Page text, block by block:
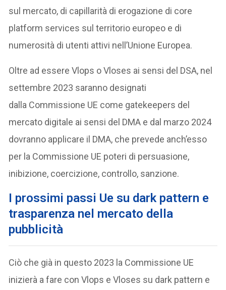
sul mercato, di capillarità di erogazione di core
platform services sul territorio europeo e di
numerosità di utenti attivi nell’Unione Europea.
Oltre ad essere Vlops o Vloses ai sensi del DSA, nel
settembre 2023 saranno designati
dalla Commissione UE come gatekeepers del
mercato digitale ai sensi del DMA e dal marzo 2024
dovranno applicare il DMA, che prevede anch’esso
per la Commissione UE poteri di persuasione,
inibizione, coercizione, controllo, sanzione.
I prossimi passi Ue su dark pattern e
trasparenza nel mercato della
pubblicità
Ciò che già in questo 2023 la Commissione UE
inizierà a fare con Vlops e Vloses su dark pattern e